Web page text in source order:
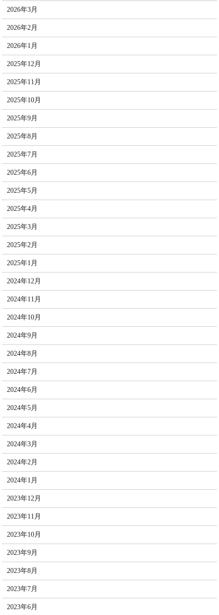
2026年3月
2026年2月
2026年1月
2025年12月
2025年11月
2025年10月
2025年9月
2025年8月
2025年7月
2025年6月
2025年5月
2025年4月
2025年3月
2025年2月
2025年1月
2024年12月
2024年11月
2024年10月
2024年9月
2024年8月
2024年7月
2024年6月
2024年5月
2024年4月
2024年3月
2024年2月
2024年1月
2023年12月
2023年11月
2023年10月
2023年9月
2023年8月
2023年7月
2023年6月